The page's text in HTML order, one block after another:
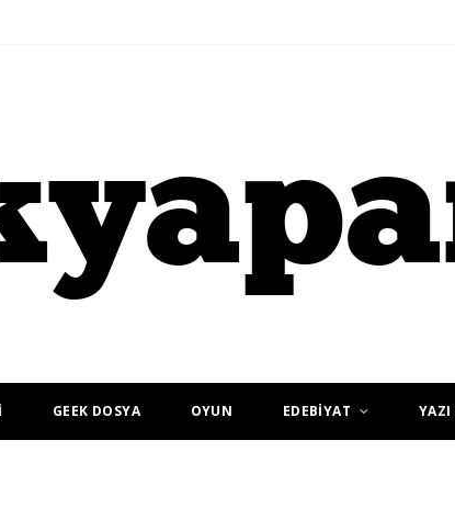
GEEK DOSYA OYUN EDEBİYAT YAZI